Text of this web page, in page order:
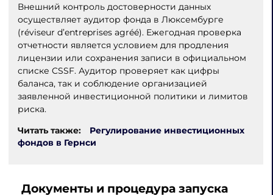
Внешний контроль достоверности данных
осуществляет аудитор фонда в Люксембурге
(réviseur d’entreprises agréé). Ежегодная проверка
отчетности является условием для продления
лицензии или сохранения записи в официальном
списке CSSF. Аудитор проверяет как цифры
баланса, так и соблюдение организацией
заявленной инвестиционной политики и лимитов
риска.
Читать также:
Регулирование инвестиционных
фондов в Гернси
Документы и процедура запуска